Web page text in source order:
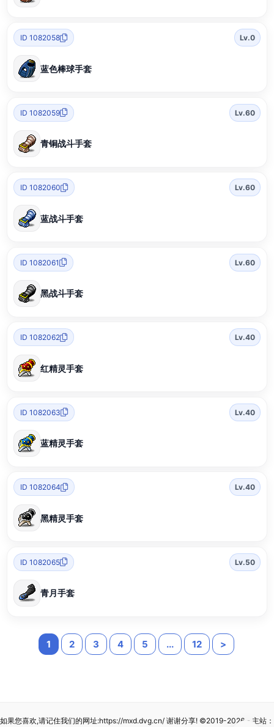
ID 1082058 Lv.0
蓝色棒球手套
ID 1082059 Lv.60
青铜战斗手套
ID 1082060 Lv.60
蓝战斗手套
ID 1082061 Lv.60
黑战斗手套
ID 1082062 Lv.40
红精灵手套
ID 1082063 Lv.40
蓝精灵手套
ID 1082064 Lv.40
黑精灵手套
ID 1082065 Lv.50
青月手套
1 2 3 4 5 ... 12 >
如果您喜欢,请记住我们的网址:https://mxd.dvg.cn/ 谢谢分享! ©2019-2026 - 主站：